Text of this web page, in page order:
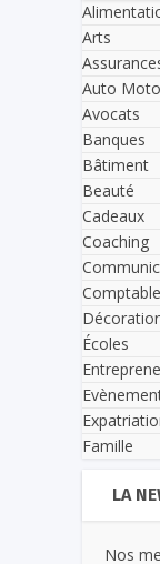
Arts
Auto Moto
Avocats
Banques
Bâtiment
Beauté
Cadeaux
Coaching
Écoles
Famille
LA
Nos